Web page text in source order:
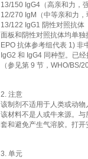
13/150 IgG4（高亲和力，
12/270 IgM（中等亲和力
13/122 IgG1 阴性对照抗体
面板和阴性对照抗体均单独
EPO 抗体参考组代表 1) 非
IgG2 和 IgG4 同种型。 已
（参见第 9 节，WHO/BS/
2. 注意
该制剂不适用于人类或动物
该材料不是人或牛来源。
套和避免产生气溶胶。打
3. 单元